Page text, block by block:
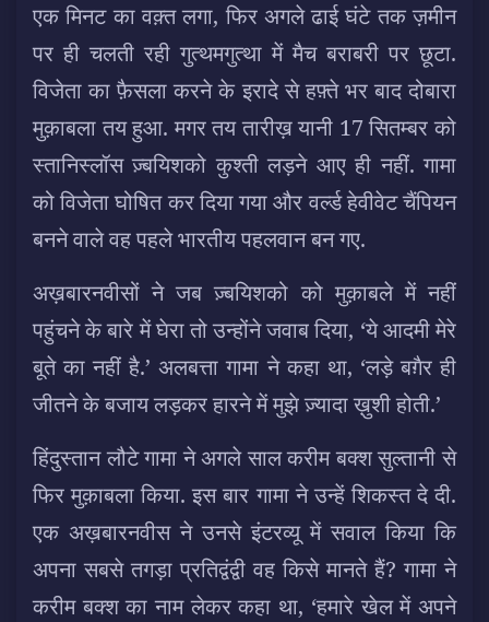
एक मिनट का वक़्त लगा, फिर अगले ढाई घंटे तक ज़मीन
पर ही चलती रही गुत्थमगुत्था में मैच बराबरी पर छूटा.
विजेता का फ़ैसला करने के इरादे से हफ़्ते भर बाद दोबारा
मुक़ाबला तय हुआ. मगर तय तारीख़ यानी 17 सितम्बर को
स्तानिस्लॉस ज़्बयिशको कुश्ती लड़ने आए ही नहीं. गामा
को विजेता घोषित कर दिया गया और वर्ल्ड हेवीवेट चैंपियन
बनने वाले वह पहले भारतीय पहलवान बन गए.
अख़बारनवीसों ने जब ज़्बयिशको को मुक़ाबले में नहीं
पहुंचने के बारे में घेरा तो उन्होंने जवाब दिया, ‘ये आदमी मेरे
बूते का नहीं है.’ अलबत्ता गामा ने कहा था, ‘लड़े बग़ैर ही
जीतने के बजाय लड़कर हारने में मुझे ज़्यादा ख़ुशी होती.’
हिंदुस्तान लौटे गामा ने अगले साल करीम बक्श सुल्तानी से
फिर मुक़ाबला किया. इस बार गामा ने उन्हें शिकस्त दे दी.
एक अख़बारनवीस ने उनसे इंटरव्यू में सवाल किया कि
अपना सबसे तगड़ा प्रतिद्वंद्वी वह किसे मानते हैं? गामा ने
करीम बक्श का नाम लेकर कहा था, ‘हमारे खेल में अपने